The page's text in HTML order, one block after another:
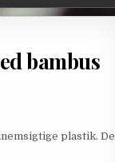
bambus
plastik. De